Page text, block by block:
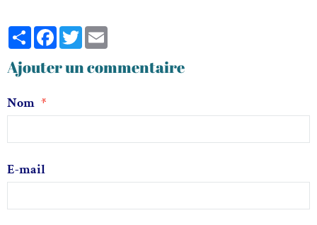
PartagerFacebook
Twitter
Ajouter un commentaire
Nom
E-mail